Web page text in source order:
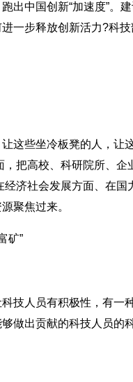
中国创新“加速度”。
一步释放创新活力?科
些坐冷板凳的人，让
把高校、科研院所、
济社会发展方面、在
聚焦过来。
矿”
人员有积极性，有一
做出贡献的科技人员的